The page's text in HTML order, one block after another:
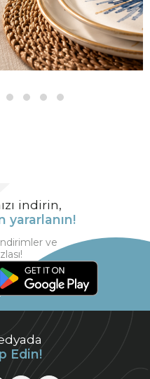
Edin!
indirin,
yararlanın!
ve